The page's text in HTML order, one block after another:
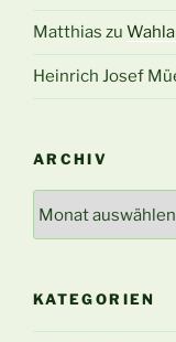
Matthias zu
Heinrich Josef
ARCHIV
KATEGORIEN